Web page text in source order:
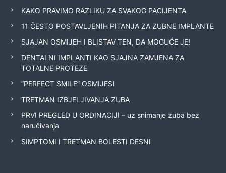
KAKO PRAVIMO RAZLIKU ZA SVAKOG PACIJENTA
11 ČESTO POSTAVLJENIH PITANJA ZA ZUBNE IMPLANTE
SJAJAN OSMIJEH I BLISTAV TEN, DA MOGUĆE JE!
DENTALNI IMPLANTI KAO SJAJNA ZAMJENA ZA
TOTALNE PROTEZE
“PERFECT SMILE” OSMIJESI
TRETMAN IZBJELJIVANJA ZUBA
PRVI PREGLED U ORDINACIJI – uz snimanje zuba bez
naručivanja
SIMPTOMI I TRETMAN BOLESTI DESNI